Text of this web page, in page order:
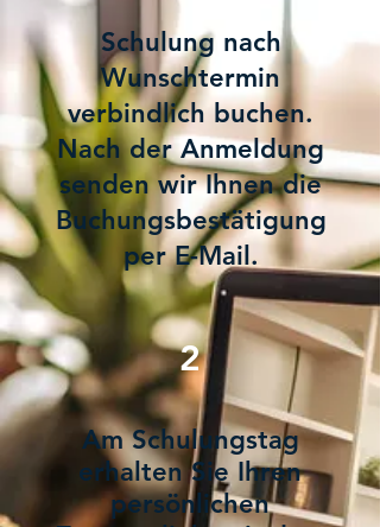
Schulung nach
Wunschtermin
verbindlich buchen.
Nach der Anmeldung
senden wir Ihnen die
Buchungsbestätigung
per E-Mail.
2
Am Schulungstag
erhalten Sie Ihren
persönlichen